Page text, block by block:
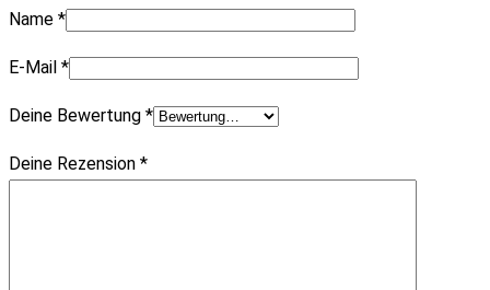
Name *
E-Mail *
Deine Bewertung *
Deine Rezension *